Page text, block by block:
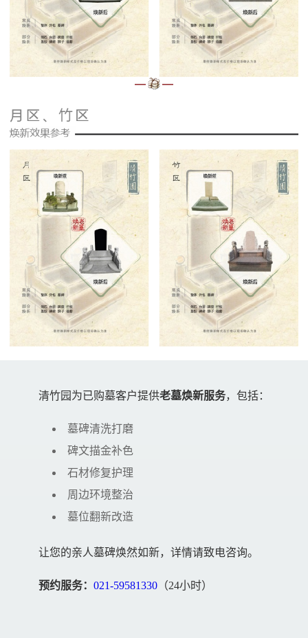
清竹园为已购墓客户提供老墓焕新服务，包括：
墓碑清洗打磨
碑文描金补色
石材修复护理
周边环境整治
墓位翻新改造
让您的亲人墓碑焕然如新，详情请致电咨询。
预约服务： 021-59581330 （24小时）